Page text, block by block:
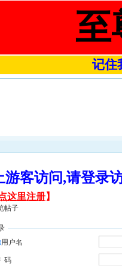
至
记住
游客访问,请登
这里注册】
帖子
用户名
码